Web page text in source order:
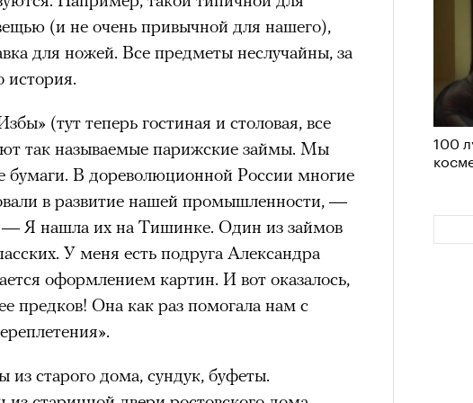
100
(и не очень привычной для нашего),
для ножей. Все предметы неслучайны, за
история.
(тут теперь гостиная и столовая, все
так называемые парижские займы. Мы
бумаги. В дореволюционной России многие
в развитие нашей промышленности, —
— Я нашла их на Тишинке. Один из займов
У меня есть подруга Александра
оформлением картин. И вот оказалось,
предков! Она как раз помогала нам с
из старого дома, сундук, буфеты.
«РБК
все 14 восьмитысячников
кислорода.